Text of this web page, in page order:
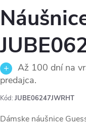
Až 100 dní na
predajca.
Kód: JUBE06247JWRHT
Dámske náušnice